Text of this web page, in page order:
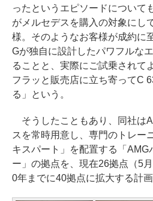
ったというエピソードについて
がメルセデスを購入の対象にし
様。そのようなお客様が成約に
Gが独自に設計したパワフルな
ることと、実際にご試乗されて
フラッと販売店に立ち寄ってC
る」という。
そうしたこともあり、同社は
スを常時用意し、専門のトレー
キスパート」を配置する「AMG
ー」の拠点を、現在26拠点（5
0年までに40拠点に拡大する計